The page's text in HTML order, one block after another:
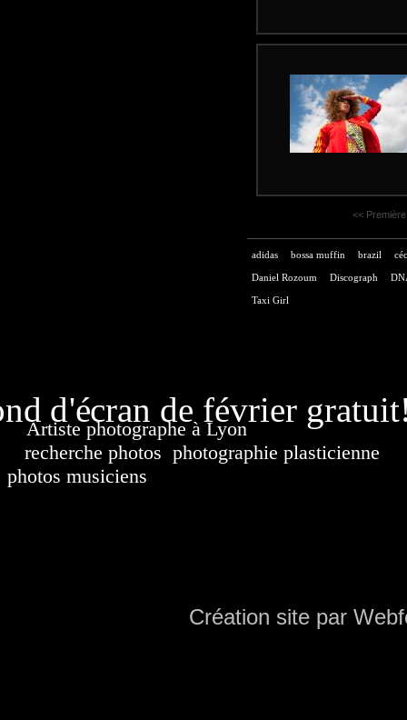
<<
adidas bossa muffin brazil
Daniel Rozoum Discograph
Taxi Girl
d'écran de février
Artiste photographe à LyonFrance. Banque
recherche photos photographie plasticienne
photos musiciens
Création site par